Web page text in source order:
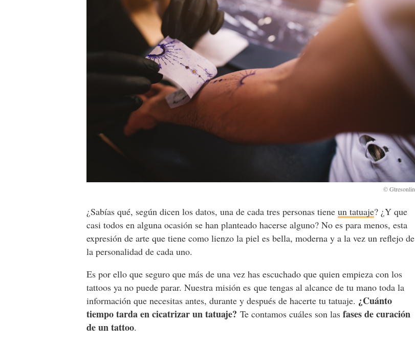
¿Sabías qué, según dicen los datos, una de cada tres personas tieneun tatuaje? ¿Y que
casi todos en alguna ocasión se han planteado hacerse alguno? No es para menos, esta
expresión de arte que tiene como lienzo la piel es bella, moderna y a la vez un reflejo de
la personalidad de cada uno.
Es por ello que seguro que más de una vez has escuchado que quien empieza con los
tattoos ya no puede parar. Nuestra misión es que tengas al alcance de tu mano toda la
información que necesitas antes, durante y después de hacerte tu tatuaje. ¿Cuánto
tiempo tarda en cicatrizar un tatuaje? Te contamos cuáles son las fases de curación
de un tattoo.